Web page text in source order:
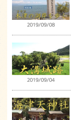
2019/09/08
2019/09/04